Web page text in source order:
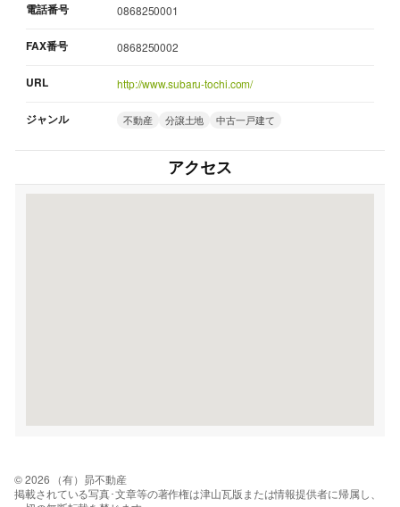
電話番号 0868250001
FAX番号 0868250002
URL http://www.subaru-tochi.com/
ジャンル 不動産 分譲土地 中古一戸建て
アクセス
© 2026 （有）昴不動産
掲載されている写真･文章等の著作権は津山瓦版または情報提供者に帰属し、